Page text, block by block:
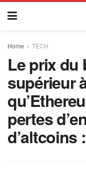
Home TECH
Le prix du
supérieur
pertes
d’altcoins